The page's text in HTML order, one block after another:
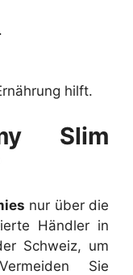
hilft.
Slim
nur über die
Händler in
Schweiz, um
Sie